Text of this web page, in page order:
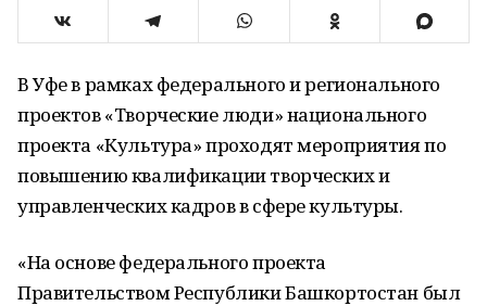
В Уфе в рамках федерального и регионального
проектов «Творческие люди» национального
проекта «Культура» проходят мероприятия по
повышению квалификации творческих и
управленческих кадров в сфере культуры.
«На основе федерального проекта
Правительством Республики Башкортостан был